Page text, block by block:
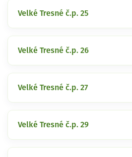
Velké Tresné č.p. 25
Velké Tresné č.p. 26
Velké Tresné č.p. 27
Velké Tresné č.p. 29